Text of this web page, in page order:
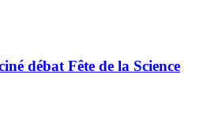
débat Fête de la Science